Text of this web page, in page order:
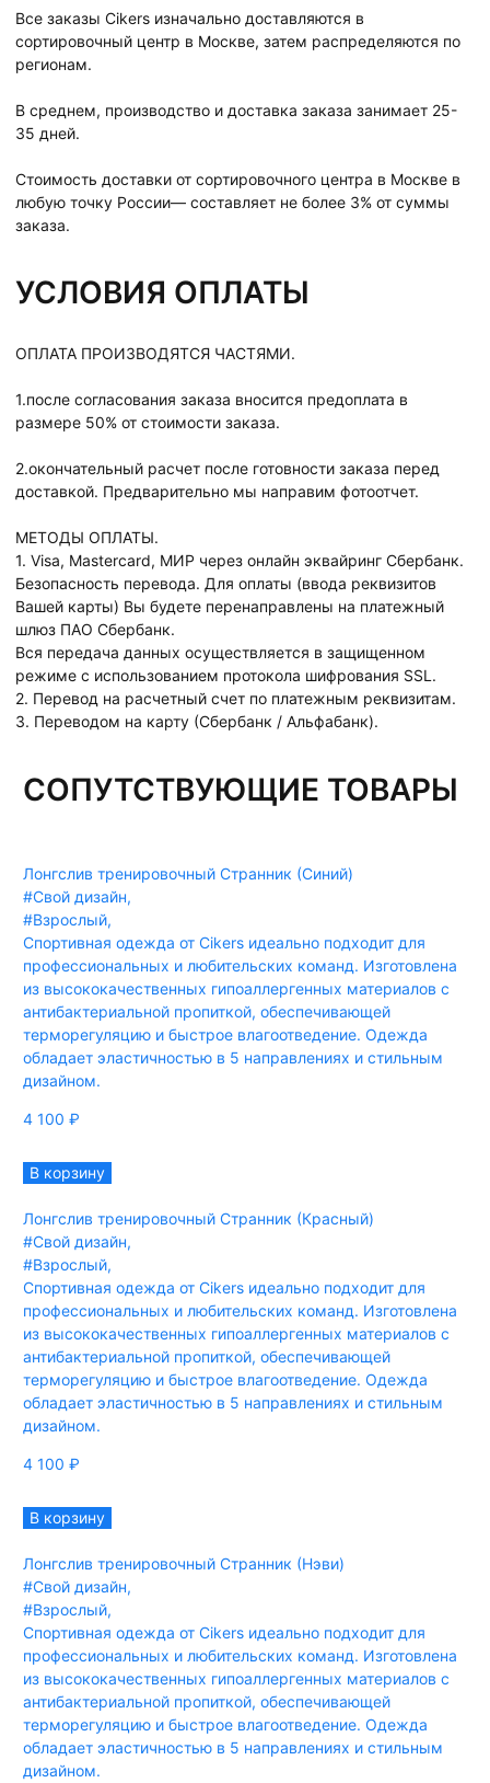
Все заказы Cikers изначально доставляются в
сортировочный центр в Москве, затем распределяются по
регионам.
В среднем, производство и доставка заказа занимает 25-
35 дней.
Стоимость доставки от сортировочного центра в Москве в
любую точку России— составляет не более 3% от суммы
заказа.
УСЛОВИЯ ОПЛАТЫ
ОПЛАТА ПРОИЗВОДЯТСЯ ЧАСТЯМИ.
1.после согласования заказа вносится предоплата в
размере 50% от стоимости заказа.
2.окончательный расчет после готовности заказа перед
доставкой. Предварительно мы направим фотоотчет.
МЕТОДЫ ОПЛАТЫ.
1. Visa, Mastercard, МИР через онлайн эквайринг Сбербанк.
Безопасность перевода. Для оплаты (ввода реквизитов
Вашей карты) Вы будете перенаправлены на платежный
шлюз ПАО Сбербанк.
Вся передача данных осуществляется в защищенном
режиме с использованием протокола шифрования SSL.
2. Перевод на расчетный счет по платежным реквизитам.
3. Переводом на карту (Сбербанк / Альфабанк).
СОПУТСТВУЮЩИЕ ТОВАРЫ
Лонгслив тренировочный Странник (Синий)
#Свой дизайн,
#Взрослый,
Спортивная одежда от Cikers идеально подходит для
профессиональных и любительских команд. Изготовлена
из высококачественных гипоаллергенных материалов с
антибактериальной пропиткой, обеспечивающей
терморегуляцию и быстрое влагоотведение. Одежда
обладает эластичностью в 5 направлениях и стильным
дизайном.
4 100 ₽
В корзину
Лонгслив тренировочный Странник (Красный)
#Свой дизайн,
#Взрослый,
Спортивная одежда от Cikers идеально подходит для
профессиональных и любительских команд. Изготовлена
из высококачественных гипоаллергенных материалов с
антибактериальной пропиткой, обеспечивающей
терморегуляцию и быстрое влагоотведение. Одежда
обладает эластичностью в 5 направлениях и стильным
дизайном.
4 100 ₽
В корзину
Лонгслив тренировочный Странник (Нэви)
#Свой дизайн,
#Взрослый,
Спортивная одежда от Cikers идеально подходит для
профессиональных и любительских команд. Изготовлена
из высококачественных гипоаллергенных материалов с
антибактериальной пропиткой, обеспечивающей
терморегуляцию и быстрое влагоотведение. Одежда
обладает эластичностью в 5 направлениях и стильным
дизайном.